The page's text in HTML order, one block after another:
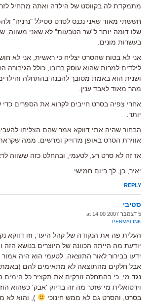
מתמקדת לה בקווסט של הילדה ואתה מתחיל
חששתי מאוד שאני נכנס לסרט סטילל "נרניה"
שלו דומה יותר ל"שר הטבעות" לא שאני משווה,
בעשרות מונים.
אני לא בטוח שהסרט יצליח כי ראשית, אני לא
לילדים למרות שהוא עוסק ברובו, כולל הגיבורה
ושנית הוא באמת מסובך להבנה בהתחלה
מהר מאוד לאבד ענין.
אחרי צפיה בסרט חייבים לקרוא את הספרים כדי
יותר.
הבחור שהיה אתי דווקא אמר שהם הצליחו
אווירת הסרט באופן מדוייק ומרשים. ממה
אז זה לא סרט רע, לטעמי, ובהחלט כזה ששווה
יאיר, כן, לך ביום חמישי.
REPLY
סטיבי
5 דצמבר 2007 at 14:00
PERMALINK
העלית פה את הנקודה של קהל היעד, וזו דווקא
יודעת מה הייתה הכוונה של היוצרים בנושא
ידעו בבירור לאור התוצאה. לטעמי הוא היה אמור
אבל חלקים מהתוצאה לא מתאימים להם (באמת
נגד מי, כי בהתחלה זורקים את תקציר כל הימים
וירטואלית מי שזכר מה זה בדיוק 'אבק' כשהוא
בסרט, והסרט גם לא ממש חינוכי
), והוא לא